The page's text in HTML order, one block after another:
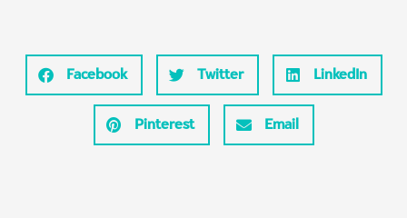
Facebook Twitter LinkedIn
Pinterest Email